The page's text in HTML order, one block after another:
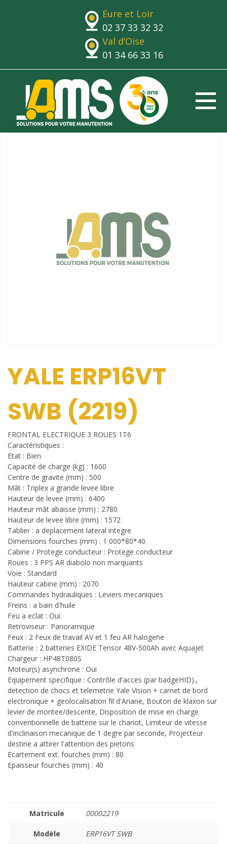
Eure et Loir
02 37 33 32 32
Val d’Oise
01 34 66 33 16
YALE ERP16VT
SWB (2219)
FRONTAL ELECTRIQUE 3 ROUES 1T6
Caractéristiques :
Etat : Bien
Capacité de charge (kg) : 1600
Centre de gravite (mm) : 500
Mât : Triplex a grande levee libre
Hauteur de levee (mm) : 6400
Hauteur mât abaisse (mm) : 2780
Hauteur de levee libre (mm) : 1572
Tablier : a deplacement lateral integre
Dimensions fourches (mm) : 1 000*80*40
Cabine / Protege conducteur : Protege conducteur
Roues : 3 PPS AR diabolo non marquants
Voie : Standard
Hauteur cabine (mm) : 2070
Commandes hydrauliques : Leviers mecaniques
Freins : a bain d'huile
Feu a eclat : Oui
Retroviseur : Panoramique
Feux : 2 Feux de travail AV et 1 feu AR halogene
Batterie : 2 batteries EXIDE Tensor 48V-500Ah avec Aquajet
Chargeur : HP48T080S
Moteur(s) asynchrone : Oui
Equipement specifique : Contrôle d'acces (par badgeHID).,
detection de chocs et telemetrie Yale Vision + carnet de bord
electronique + geolocalisation fil d'Ariane, Bouton de klaxon sur
levier de montee/descente, Disposition de mise en charge
conventionnelle de batterie sur le chariot, Limiteur de vitesse
d'inclinaison mecanique de 1 degre par seconde, Projecteur
destine a attirer l'attention des pietons
Ecartement ext. fourches (mm) : 80
Epaisseur fourches (mm) : 40
Matricule 00002219
Modèle ERP16VT SWB